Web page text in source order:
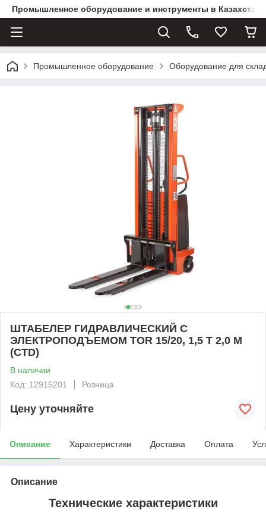
Промышленное оборудование и инструменты в
Промышленное оборудование Оборудование для
ШТАБЕЛЕР ГИДРАВЛИЧЕСКИЙ С
ЭЛЕКТРОПОДЪЕМОМ TOR 15/20, 1,5 Т 2,0 М
(CTD)
В наличии
Код: 12915201
Розница
Цену уточняйте
Описание Характеристики Доставка Оплата
Описание
Технические характеристики